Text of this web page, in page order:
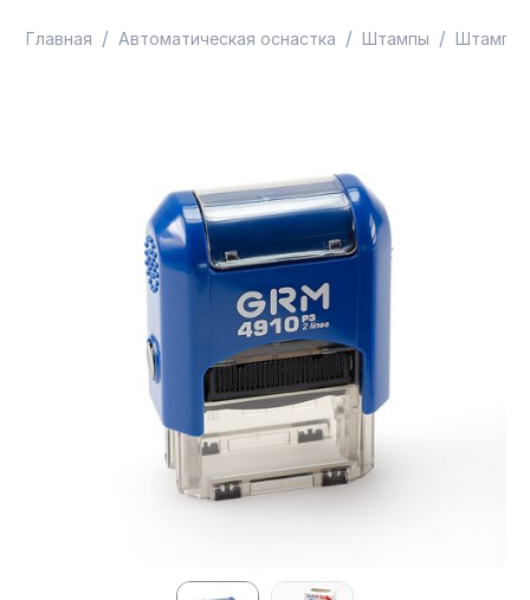
Главная / Автоматическая оснастка / Штампы / Штампы